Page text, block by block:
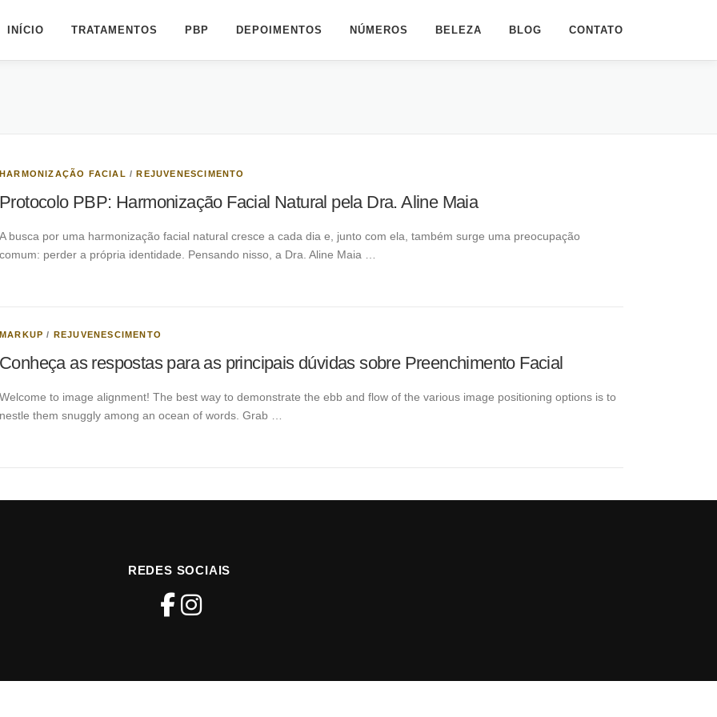
INÍCIO TRATAMENTOS PBP DEPOIMENTOS NÚMEROS BELEZA BLOG CONTATO
HARMONIZAÇÃO FACIAL /REJUVENESCIMENTO
Protocolo PBP: Harmonização Facial Natural pela Dra. Aline Maia
A busca por uma harmonização facial natural cresce a cada dia e, junto com ela, também surge uma preocupação
comum: perder a própria identidade. Pensando nisso, a Dra. Aline Maia …
MARKUP / REJUVENESCIMENTO
Conheça as respostas para as principais dúvidas sobre Preenchimento Facial
Welcome to image alignment! The best way to demonstrate the ebb and flow of the various image positioning options is to
nestle them snuggly among an ocean of words. Grab …
REDES SOCIAIS